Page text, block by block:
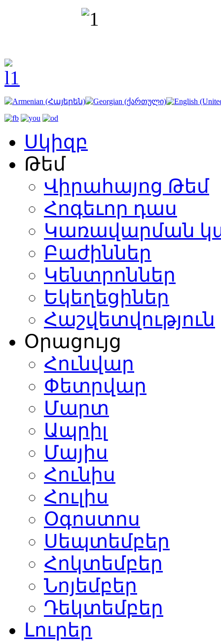
Սկիզբ
Թեմ
Վիրահայոց Թեմ
Հոգեւոր դաս
Կառավարման
Բաժիններ
Կենտրոններ
Եկեղեցիներ
Հաշվետվություն
Օրացույց
Հունվար
Փետրվար
Մարտ
Ապրիլ
Մայիս
Հունիս
Հուլիս
Օգոստոս
Սեպտեմբեր
Հոկտեմբեր
Նոյեմբեր
Դեկտեմբեր
Լուրեր